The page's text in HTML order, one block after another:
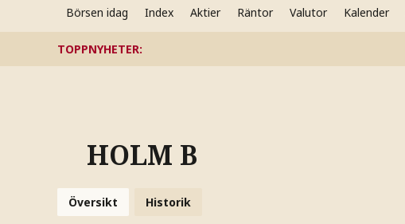
Börsen idag Index Aktier Räntor Valutor Kalender
TOPPNYHETER:
HOLM B
Översikt Historik